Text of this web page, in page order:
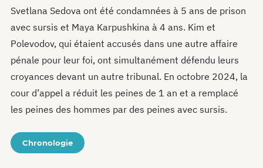
Svetlana Sedova ont été condamnées à 5 ans de prison
avec sursis et Maya Karpushkina à 4 ans. Kim et
Polevodov, qui étaient accusés dans une autre affaire
pénale pour leur foi, ont simultanément défendu leurs
croyances devant un autre tribunal. En octobre 2024, la
cour d’appel a réduit les peines de 1 an et a remplacé
les peines des hommes par des peines avec sursis.
Chronologie